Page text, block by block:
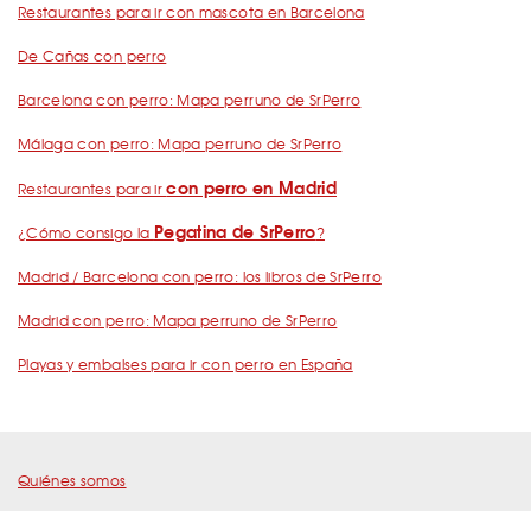
Restaurantes para ir con mascota en Barcelona
De Cañas con perro
Barcelona con perro: Mapa perruno de SrPerro
Málaga con perro: Mapa perruno de SrPerro
Restaurantes para ircon perro en Madrid
¿Cómo consigo la Pegatina de SrPerro?
Madrid / Barcelona con perro: los libros de SrPerro
Madrid con perro: Mapa perruno de SrPerro
Playas y embalses para ir con perro en España
Quiénes somos